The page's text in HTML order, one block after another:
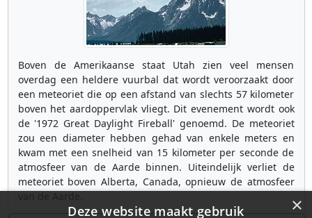
Boven de Amerikaanse staat Utah zien veel mensen
overdag een heldere vuurbal dat wordt veroorzaakt door
een meteoriet die op een afstand van slechts 57 kilometer
boven het aardoppervlak vliegt. Dit evenement wordt ook
de '1972 Great Daylight Fireball' genoemd. De meteoriet
zou een diameter hebben gehad van enkele meters en
kwam met een snelheid van 15 kilometer per seconde de
atmosfeer van de Aarde binnen. Uiteindelijk verliet de
meteoriet boven Alberta, Canada, opnieuw de atmosfeer
×
Deze website maakt gebruik